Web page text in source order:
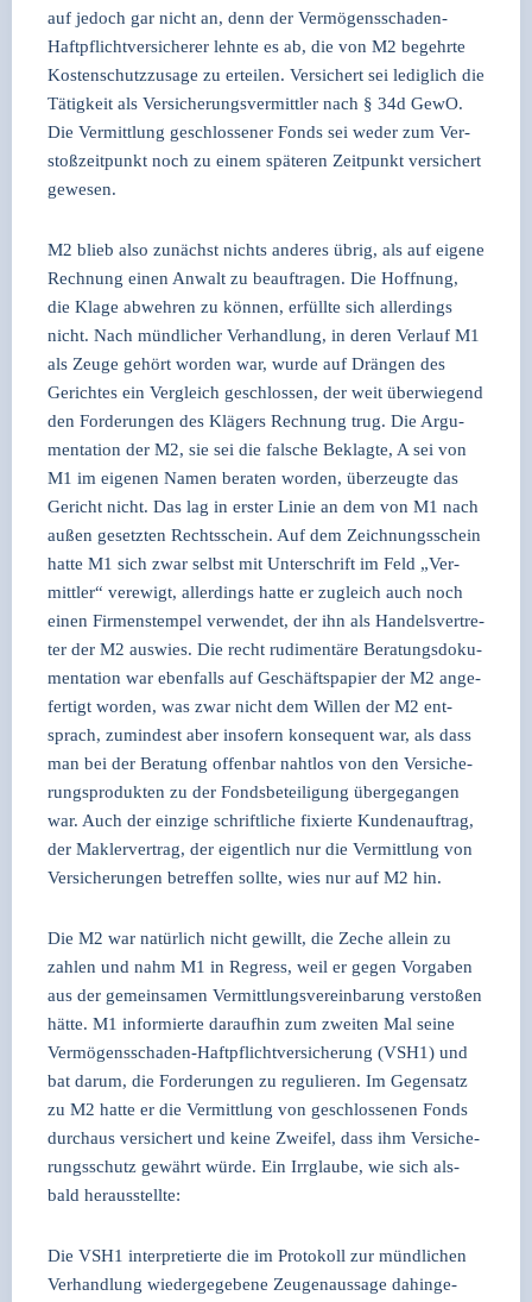
auf jedoch gar nicht an, denn der Ver­mö­gens­scha­den-
Haft­pflicht­ver­si­che­rer lehn­te es ab, die von M2 begehr­te
Kos­ten­schutz­zu­sa­ge zu ertei­len. Ver­si­chert sei ledig­lich die
Tätig­keit als Ver­si­che­rungs­ver­mitt­ler nach § 34d GewO.
Die Ver­mitt­lung geschlos­se­ner Fonds sei weder zum Ver­
stoß­zeit­punkt noch zu einem spä­te­ren Zeit­punkt ver­si­chert
gewe­sen.
M2 blieb also zunächst nichts ande­res übrig, als auf eige­ne
Rech­nung einen Anwalt zu beauf­tra­gen. Die Hoff­nung,
die Kla­ge abweh­ren zu kön­nen, erfüll­te sich aller­dings
nicht. Nach münd­li­cher Ver­hand­lung, in deren Ver­lauf M1
als Zeu­ge gehört wor­den war, wur­de auf Drän­gen des
Gerich­tes ein Ver­gleich geschlos­sen, der weit über­wie­gend
den For­de­run­gen des Klä­gers Rech­nung trug. Die Argu­
men­ta­ti­on der M2, sie sei die fal­sche Beklag­te, A sei von
M1 im eige­nen Namen bera­ten wor­den, über­zeug­te das
Gericht nicht. Das lag in ers­ter Linie an dem von M1 nach
außen gesetz­ten Rechts­schein. Auf dem Zeich­nungs­schein
hat­te M1 sich zwar selbst mit Unter­schrift im Feld „Ver­
mitt­ler“ ver­ewigt, aller­dings hat­te er zugleich auch noch
einen Fir­men­stem­pel ver­wen­det, der ihn als Han­dels­ver­tre­
ter der M2 aus­wies. Die recht rudi­men­tä­re Bera­tungs­do­ku­
men­ta­ti­on war eben­falls auf Geschäfts­pa­pier der M2 ange­
fer­tigt wor­den, was zwar nicht dem Wil­len der M2 ent­
sprach, zumin­dest aber inso­fern kon­se­quent war, als dass
man bei der Bera­tung offen­bar naht­los von den Ver­si­che­
rungs­pro­duk­ten zu der Fonds­be­tei­li­gung über­ge­gan­gen
war. Auch der ein­zi­ge schrift­li­che fixier­te Kun­den­auf­trag,
der Mak­ler­ver­trag, der eigent­lich nur die Ver­mitt­lung von
Ver­si­che­run­gen betref­fen soll­te, wies nur auf M2 hin.
Die M2 war natür­lich nicht gewillt, die Zeche allein zu
zah­len und nahm M1 in Regress, weil er gegen Vor­ga­ben
aus der gemein­sa­men Ver­mitt­lungs­ver­ein­ba­rung ver­sto­ßen
hät­te. M1 infor­mier­te dar­auf­hin zum zwei­ten Mal sei­ne
Ver­mö­gens­scha­den-Haft­pflicht­ver­si­che­rung (VSH1) und
bat dar­um, die For­de­run­gen zu regu­lie­ren. Im Gegen­satz
zu M2 hat­te er die Ver­mitt­lung von geschlos­se­nen Fonds
durch­aus ver­si­chert und kei­ne Zwei­fel, dass ihm Ver­si­che­
rungs­schutz gewährt wür­de. Ein Irr­glau­be, wie sich als­
bald her­aus­stell­te:
Die VSH1 inter­pre­tier­te die im Pro­to­koll zur münd­li­chen
Ver­hand­lung wie­der­ge­ge­be­ne Zeu­gen­aus­sa­ge dahin­ge­